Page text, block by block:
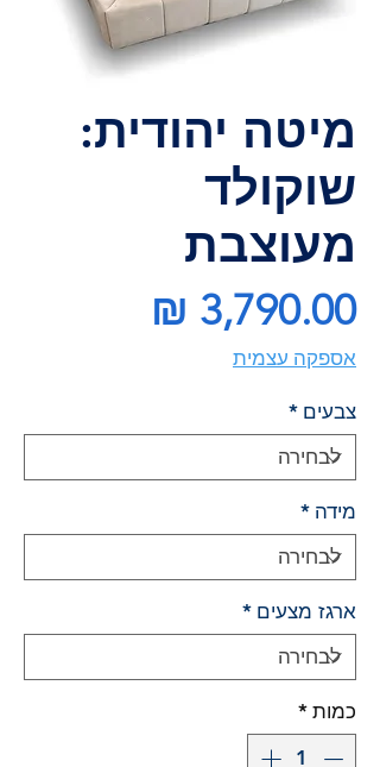
מיטה יהודית:
שוקולד
מעוצבת
אספקה עצמית
צבעים *
מידה *
ארגז מצעים *
כמות *